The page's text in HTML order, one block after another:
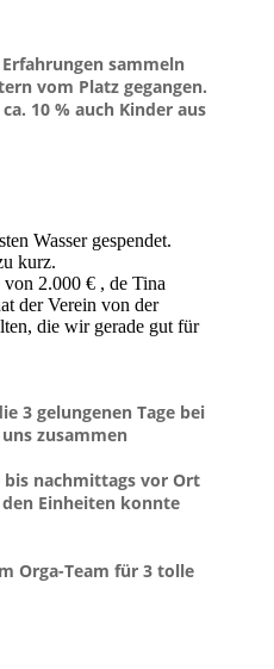
sammeln
vom Platz gegangen.
10 % auch Kinder aus
Wasser gespendet.
kurz.
2.000 € , de Tina
der Verein von der
die wir gerade gut für
3 gelungenen Tage bei
zusammen
bis nachmittags vor Ort
Einheiten konnte
Orga-Team für 3 tolle